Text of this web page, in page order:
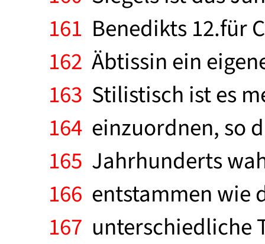
161 Benedikts 12.für
162 Äbtissin ein
163 Stilistisch ist es
164 einzuordnen, so
165 Jahrhunderts
166 entstammen wie
167 unterschiedliche